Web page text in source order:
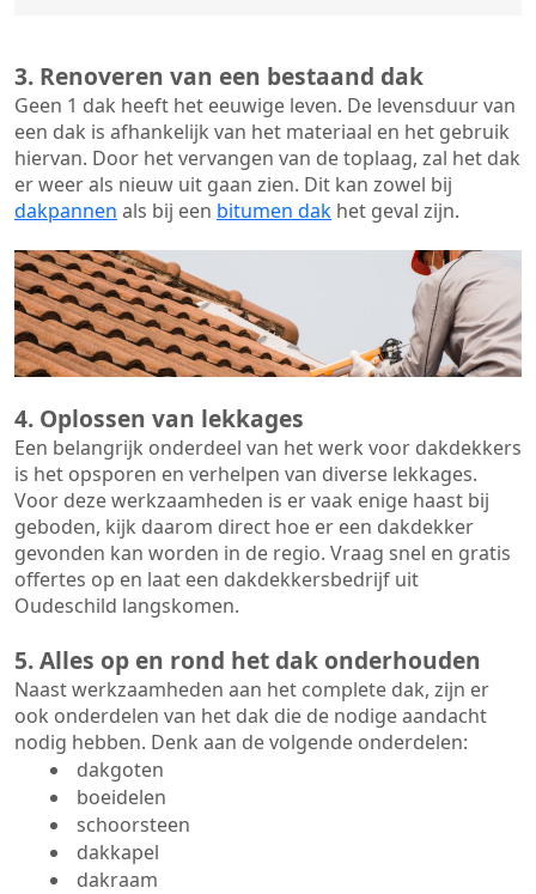
3. Renoveren van een bestaand dak
Geen 1 dak heeft het eeuwige leven. De levensduur van
een dak is afhankelijk van het materiaal en het gebruik
hiervan. Door het vervangen van de toplaag, zal het dak
er weer als nieuw uit gaan zien. Dit kan zowel bij
dakpannen als bij een bitumen dak het geval zijn.
4. Oplossen van lekkages
Een belangrijk onderdeel van het werk voor dakdekkers
is het opsporen en verhelpen van diverse lekkages.
Voor deze werkzaamheden is er vaak enige haast bij
geboden, kijk daarom direct hoe er een dakdekker
gevonden kan worden in de regio. Vraag snel en gratis
offertes op en laat een dakdekkersbedrijf uit
Oudeschild langskomen.
5. Alles op en rond het dak onderhouden
Naast werkzaamheden aan het complete dak, zijn er
ook onderdelen van het dak die de nodige aandacht
nodig hebben. Denk aan de volgende onderdelen:
dakgoten
boeidelen
schoorsteen
dakkapel
dakraam